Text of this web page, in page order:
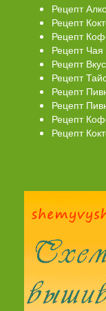
Рецепт
Рецепт
Рецепт
Рецепт
Рецепт
Рецепт
Рецепт
Рецепт
Рецепт
Рецепт